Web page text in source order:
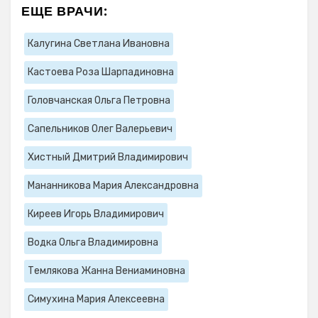
ЕЩЕ ВРАЧИ:
Калугина Светлана Ивановна
Кастоева Роза Шарпадиновна
Головчанская Ольга Петровна
Сапельников Олег Валерьевич
Хистный Дмитрий Владимирович
Мананникова Мария Александровна
Киреев Игорь Владимирович
Водка Ольга Владимировна
Темлякова Жанна Вениаминовна
Симухина Мария Алексеевна